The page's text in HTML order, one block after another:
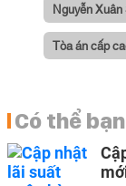
Nguyễn
Tòa án cấp
Có thể